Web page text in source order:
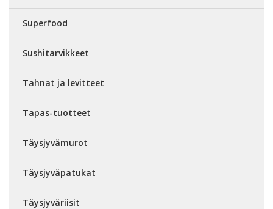
Superfood
Sushitarvikkeet
Tahnat ja levitteet
Tapas-tuotteet
Täysjyvämurot
Täysjyväpatukat
Täysjyväriisit